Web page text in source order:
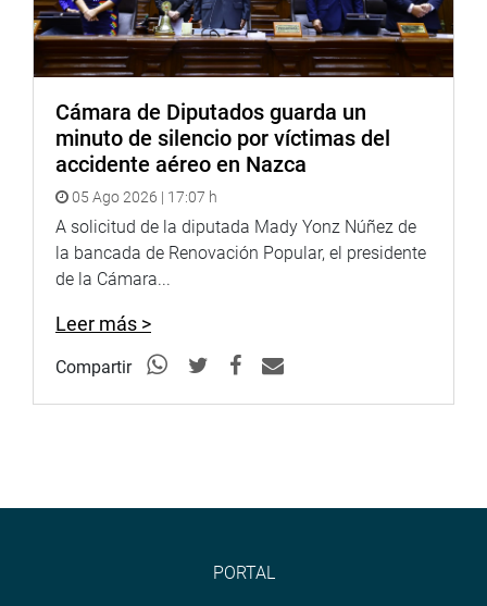
Cámara de Diputados guarda un
minuto de silencio por víctimas del
accidente aéreo en Nazca
05 Ago 2026 | 17:07 h
A solicitud de la diputada Mady Yonz Núñez de
la bancada de Renovación Popular, el presidente
de la Cámara...
Leer más >
Compartir
PORTAL